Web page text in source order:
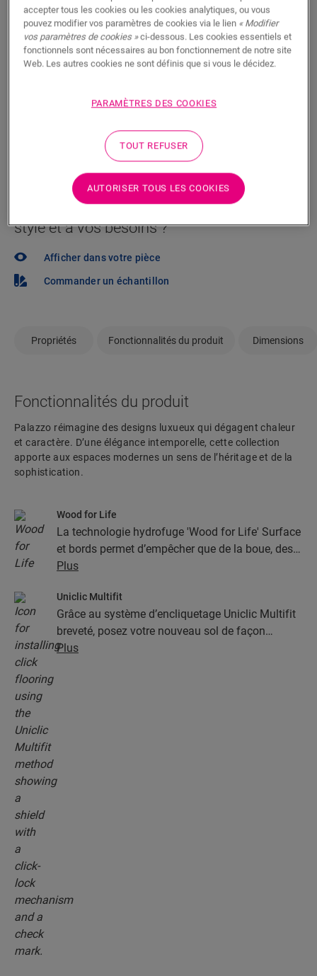
vous
Vous brûlez d’impatience de voir ce sol en vrai ? Vous
vous posez des questions ? Il y a toujours un
revendeur Quick-Step à proximité.
RECHERCHER
Pas sûr que ce sol corresponde à votre
style et à vos besoins ?
Afficher dans votre pièce
Commander un échantillon
Propriétés Fonctionnalités du produit Dimensions
Fonctionnalités du produit
Palazzo réimagine des designs luxueux qui dégagent chaleur
et caractère. D’une élégance intemporelle, cette collection
apporte aux espaces modernes un sens de l’héritage et de la
sophistication.
Wood for Life
La technologie hydrofuge 'Wood for Life' Surface
et bords permet d’empêcher que de la boue, des
aliments renversés et d’autres saletés se coincent
permet de maintenir votre sol comme neuf.
Plus
Uniclic Multifit
Grâce au système d’encliquetage Uniclic Multifit
breveté, posez votre nouveau sol de façon
étonnamment simple et rapide. D’après les
Plus
accepter tous les cookies ou les cookies analytiques, ou vous
pouvez modifier vos paramètres de cookies via le lien « Modifier
vos paramètres de cookies »ci-dessous. Les cookies essentiels et
fonctionnels sont nécessaires au bon fonctionnement de notre site
Web. Les autres cookies ne sont définis que si vous le décidez.
PARAMÈTRES DES COOKIES
TOUT REFUSER
AUTORISER TOUS LES COOKIES